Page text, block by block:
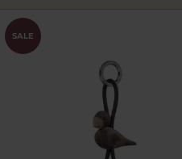
SALE